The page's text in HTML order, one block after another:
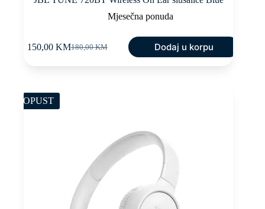
Mjesečna ponuda
180,00KM
Original
150,00 KMCurrent
Dodaj u korpu
POPUST